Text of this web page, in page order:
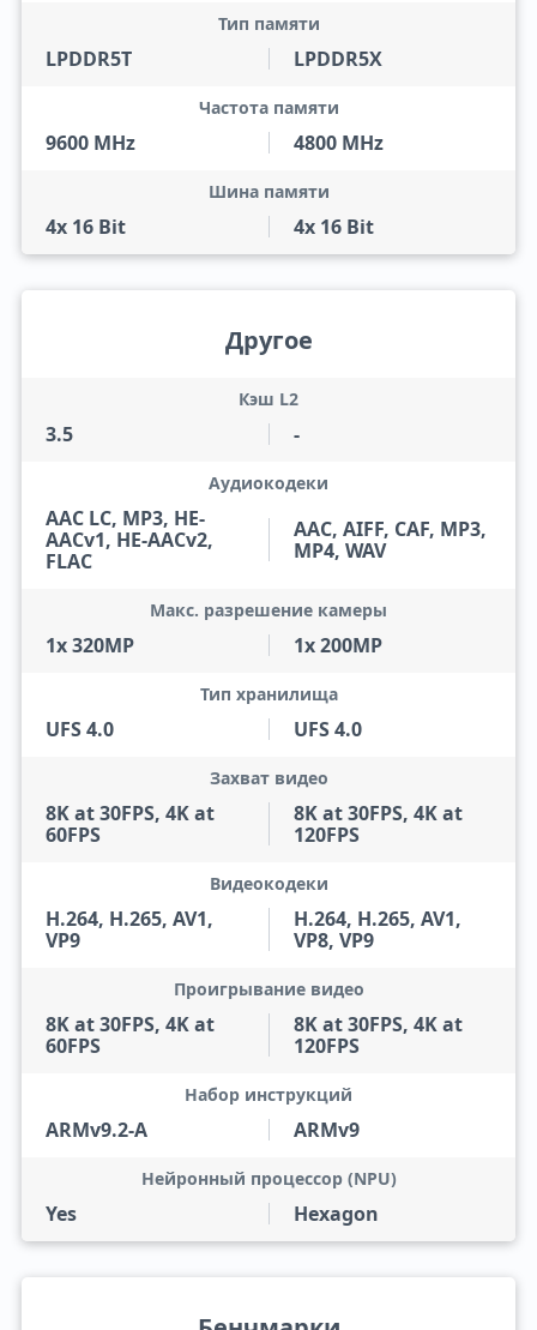
LPDDR5T
Тип памяти
LPDDR5X
9600 MHz
Частота памяти
4800 MHz
4x 16 Bit
Шина памяти
4x 16 Bit
Другое
3.5
Кэш L2
-
AAC LC, MP3, HE-
AACv1, HE-AACv2,
FLAC
Аудиокодеки
AAC, AIFF, CAF, MP3,
MP4, WAV
1x 320MP
Макс. разрешение камеры
1x 200MP
UFS 4.0
Тип хранилища
UFS 4.0
8K at 30FPS, 4K at
60FPS
Захват видео
8K at 30FPS, 4K at
120FPS
H.264, H.265, AV1,
VP9
Видеокодеки
H.264, H.265, AV1,
VP8, VP9
8K at 30FPS, 4K at
60FPS
Проигрывание видео
8K at 30FPS, 4K at
120FPS
ARMv9.2-A
Набор инструкций
ARMv9
Yes
Нейронный процессор (NPU)
Hexagon